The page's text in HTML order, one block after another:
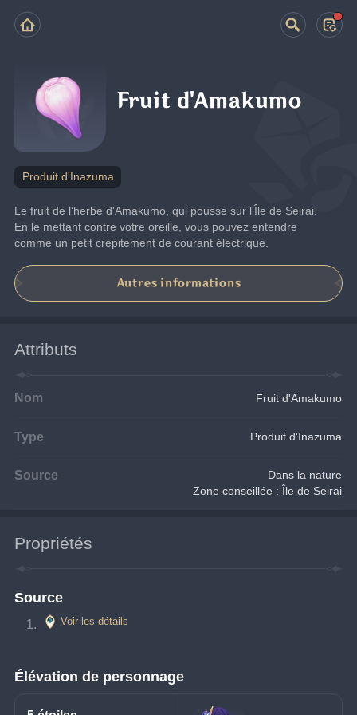
Fruit d'Amakumo
Produit d'Inazuma
Le fruit de l'herbe d'Amakumo, qui pousse sur l'Île de Seirai.
En le mettant contre votre oreille, vous pouvez entendre
comme un petit crépitement de courant électrique.
Autres informations
Attributs
Nom Fruit d'Amakumo
Type Produit d'Inazuma
Source
Dans la nature
Zone conseillée : Île de Seirai
Propriétés
Source
Voir les détails
Élévation de personnage